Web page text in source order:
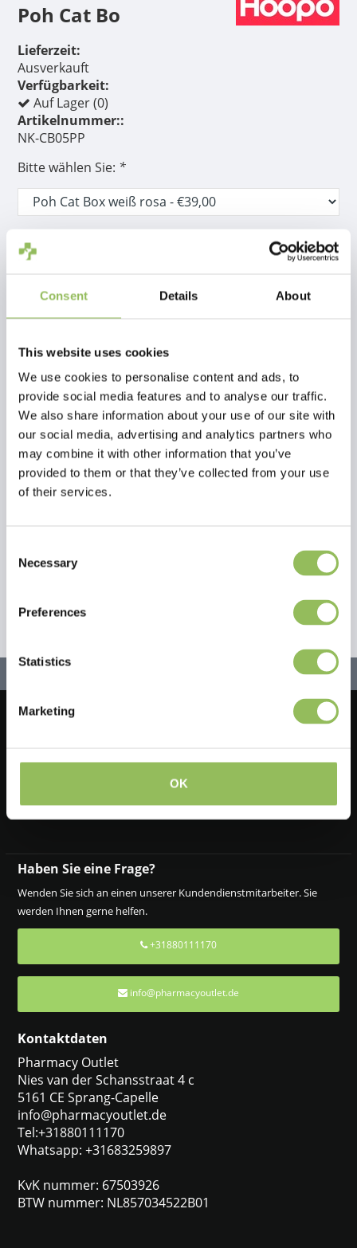
Consent Details About
This website uses cookies
We use cookies to personalise content and ads, to
provide social media features and to analyse our traffic.
We also share information about your use of our site with
our social media, advertising and analytics partners who
may combine it with other information that you’ve
provided to them or that they’ve collected from your use
of their services.
Selection
Necessary
Preferences
Statistics
Marketing
OK
Poh Cat Bo
Lieferzeit:
Ausverkauft
Verfügbarkeit:
Auf Lager (0)
Artikelnummer::
NK-CB05PP
Bitte wählen Sie: *
Beschreibung
Bewertungen
This article has no reviews yet
Melden Sie sich für unseren Newsletter an
Haben Sie eine Frage?
Wenden Sie sich an einen unserer Kundendienstmitarbeiter. Sie
werden Ihnen gerne helfen.
+31880111170
info@pharmacyoutlet.de
Kontaktdaten
Pharmacy Outlet
Nies van der Schansstraat 4 c
5161 CE Sprang-Capelle
info@pharmacyoutlet.de
Tel:+31880111170
Whatsapp: +31683259897
KvK nummer: 67503926
BTW nummer: NL857034522B01